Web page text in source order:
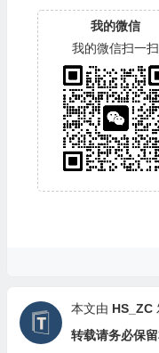
我的微信
我的微信扫一扫
本文由 HS_ZC
转载请务必保留